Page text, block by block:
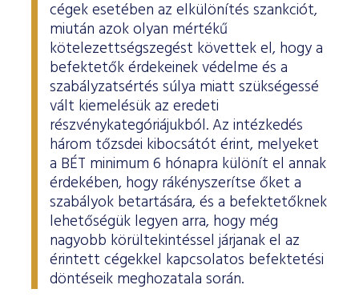
cégek esetében az elkülönítés szankciót,
miután azok olyan mértékű
kötelezettségszegést követtek el, hogy a
befektetők érdekeinek védelme és a
szabályzatsértés súlya miatt szükségessé
vált kiemelésük az eredeti
részvénykategóriájukból. Az intézkedés
három tőzsdei kibocsátót érint, melyeket
a BÉT minimum 6 hónapra különít el annak
érdekében, hogy rákényszerítse őket a
szabályok betartására, és a befektetőknek
lehetőségük legyen arra, hogy még
nagyobb körültekintéssel járjanak el az
érintett cégekkel kapcsolatos befektetési
döntéseik meghozatala során.